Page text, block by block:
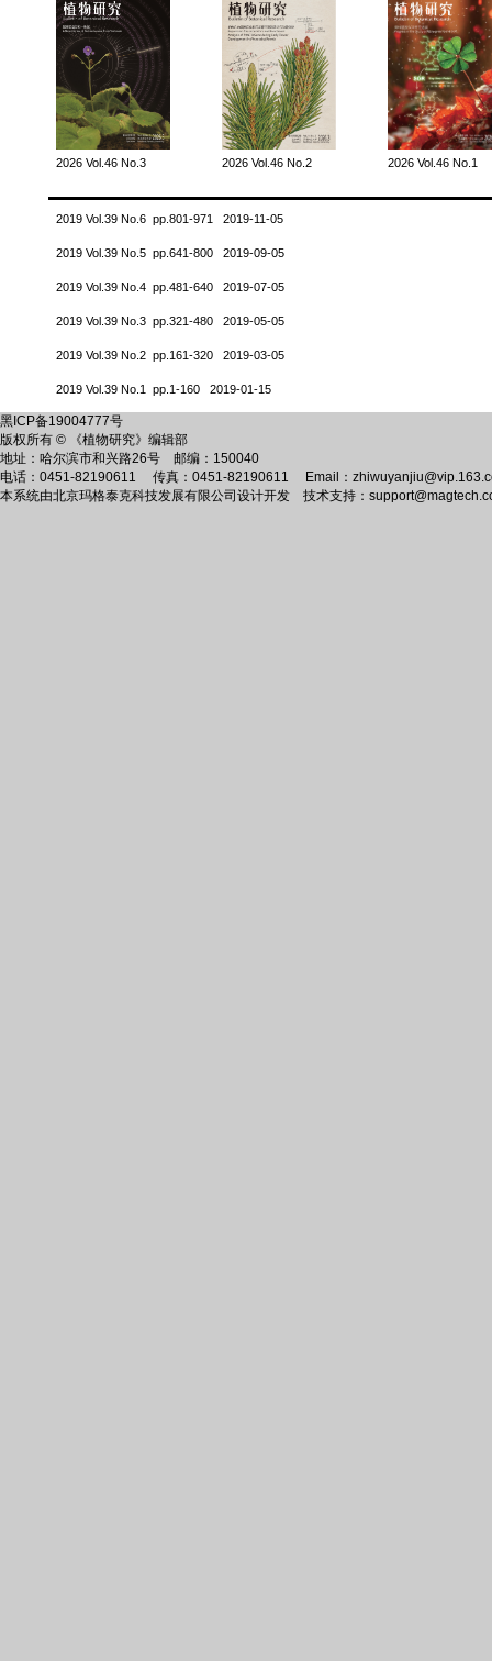
2026 Vol.46 No.3 2026 Vol.46 No.2 2026 Vol.46 No.1
2019 Vol.39 No.6 pp.801-971 2019-11-05
2019 Vol.39 No.5 pp.641-800 2019-09-05
2019 Vol.39 No.4 pp.481-640 2019-07-05
2019 Vol.39 No.3 pp.321-480 2019-05-05
2019 Vol.39 No.2 pp.161-320 2019-03-05
2019 Vol.39 No.1 pp.1-160 2019-01-15
黑ICP备19004777号
版权所有 © 《植物研究》编辑部
地址：哈尔滨市和兴路26号 邮编：150040
电话：0451-82190611 传真：0451-82190611 Email：
本系统由北京玛格泰克科技发展有限公司 设计开发 技术支持：